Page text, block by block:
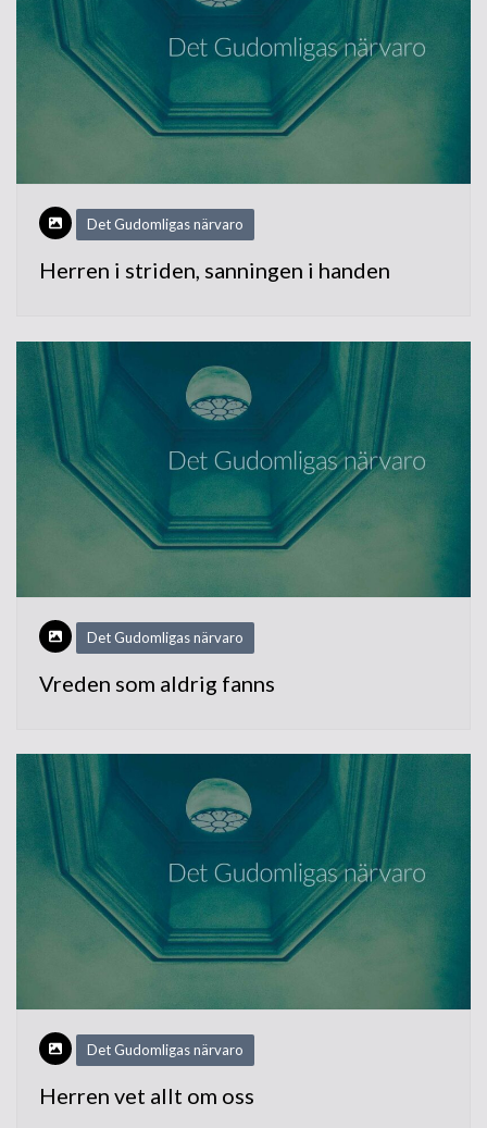
Det Gudomligas närvaro
Herren i striden, sanningen i handen
Det Gudomligas närvaro
Vreden som aldrig fanns
Det Gudomligas närvaro
Herren vet allt om oss